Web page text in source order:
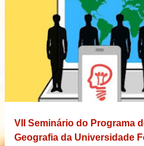
VII Seminário do Programa
Geografia da Universidade